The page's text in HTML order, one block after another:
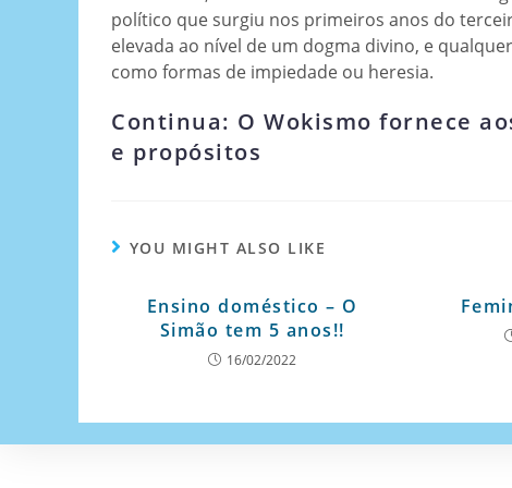
político que surgiu nos primeiros anos do
elevada ao nível de um dogma divino, e
como formas de impiedade ou heresia.
Continua: O Wokismo fornece
e propósitos
YOU MIGHT ALSO LIKE
Ensino doméstico – O
Simão tem 5 anos!!
16/02/2022